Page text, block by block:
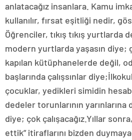
anlatacağız insanlara. Kamu
kullanılır, fırsat eşitliği nedir,
Öğrenciler, tıkış tıkış yurtlarda
modern yurtlarda yaşasın
kapılan kütüphanelerde değil,
başlarında çalışsınlar
çocuklar, yedikleri simidin
dedeler torunlarının yarınlarına
diye; çok çalışacağız.Yıllar
ettik” itiraflarını bizden